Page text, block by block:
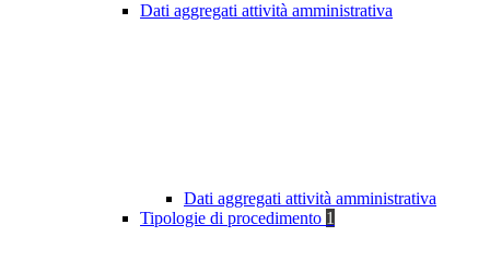
Dati aggregati attività amministrativa
Dati aggregati attività amministrativa
Tipologie di procedimento 1